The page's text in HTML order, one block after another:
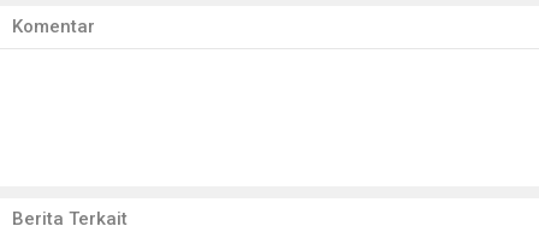
Komentar
Berita Terkait